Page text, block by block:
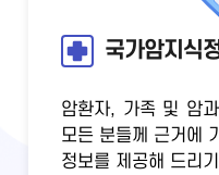
국가암지식
암환자, 가족 및 암
모든 분들께 근거에
정보를 제공해 드리